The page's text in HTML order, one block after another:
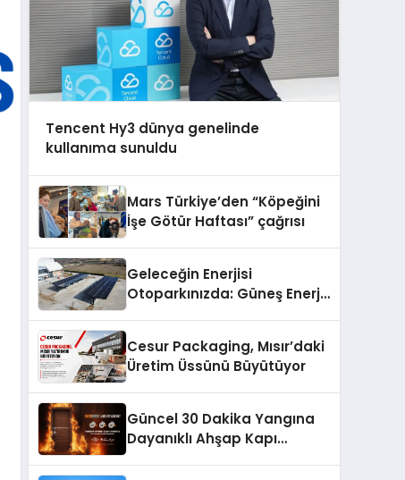
Tencent Hy3 dünya genelinde
kullanıma sunuldu
Mars Türkiye’den “Köpeğini
İşe Götür Haftası” çağrısı
Geleceğin Enerjisi
Otoparkınızda: Güneş Enerjili
Cesur Packaging, Mısır’daki
Üretim Üssünü Büyütüyor
Güncel 30 Dakika Yangına
Dayanıklı Ahşap Kapı